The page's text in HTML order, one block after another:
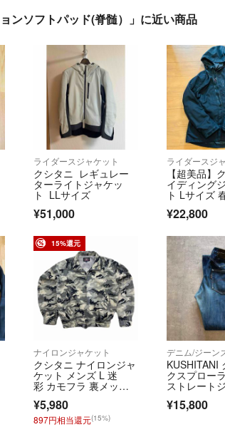
ンソフトパッド(脊髄）」に近い商品
ライダースジャケット
クシタニ レギュレー
ターライトジャケッ
ト LLサイズ
¥51,000
ライダースジ
【超美品】
イディング
ト Lサイズ
¥22,800
15%還元
ナイロンジャケット
クシタニ ナイロンジャ
ケット メンズ L 迷
彩 カモフラ 裏メッシ
プ ライダース ウィン
ドブレーカー
¥5,980
897円相当還元(15%)
デニム/ジーン
KUSHITANI
クスプロー
ストレート
¥15,800